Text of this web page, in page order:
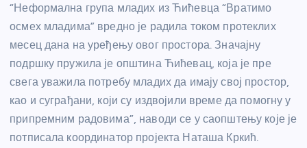
“Неформална група младих из Ћићевца “Вратимо
осмех младима” вредно је радила током протеклих
месец дана на уређењу овог простора. Значајну
подршку пружила је општина Ћићевац, која је пре
свега уважила потребу младих да имају свој простор,
као и суграђани, који су издвојили време да помогну у
припремним радовима”, наводи се у саопштењу које је
потписала координатор пројекта Наташа Кркић.